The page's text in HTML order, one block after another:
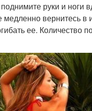
руки и ноги
медленно вернитесь
ее. Количество